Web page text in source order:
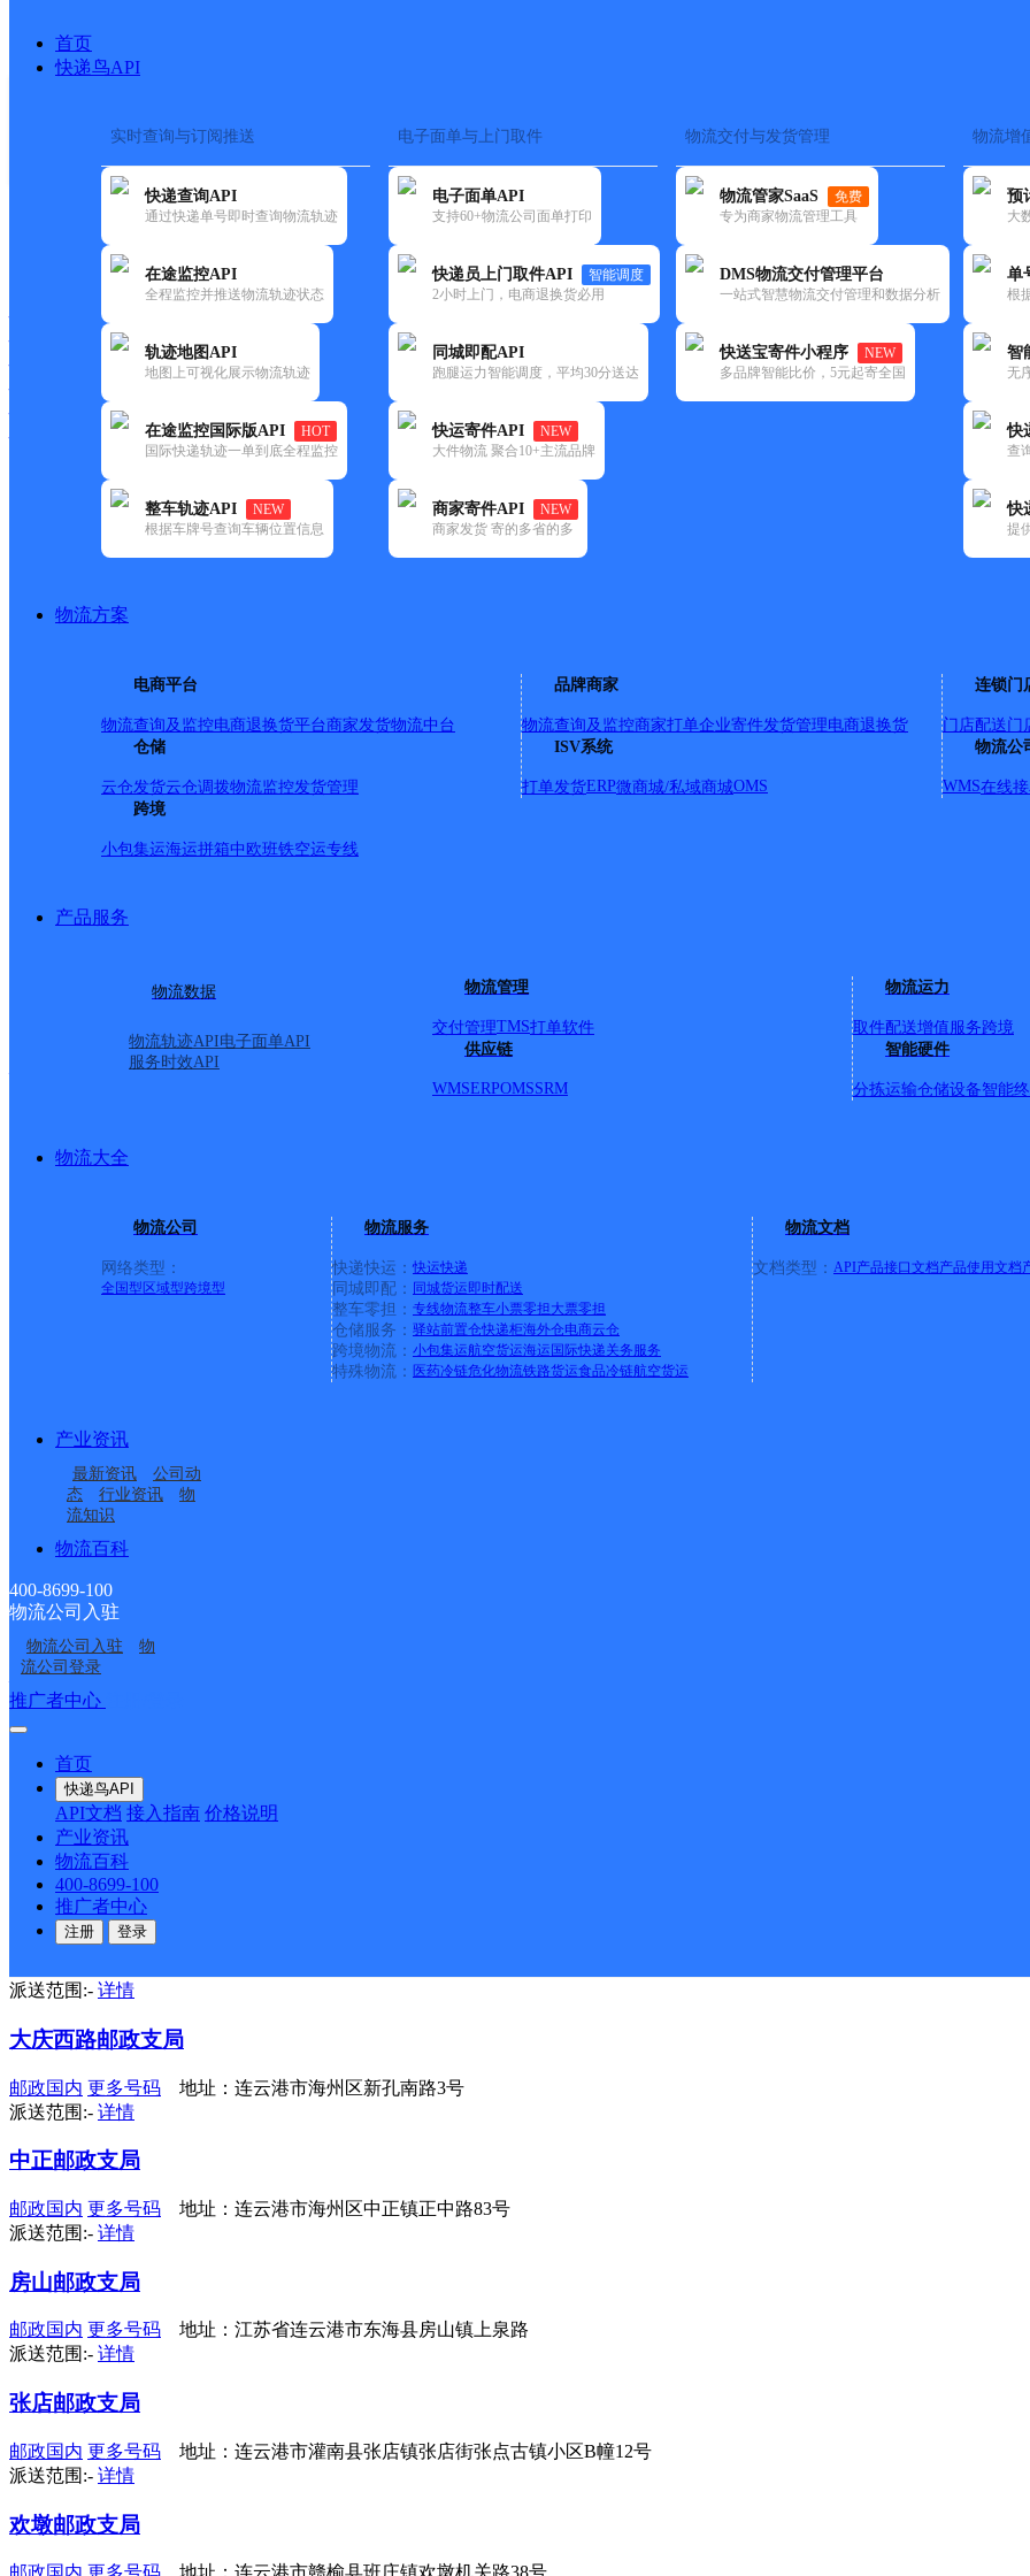
首页
快递鸟API
实时查询与订阅推送
快递查询API
通过快递单号即时查询物流轨迹
在途监控API
全程监控并推送物流轨迹状态
轨迹地图API
地图上可视化展示物流轨迹
在途监控国际版API
HOT
国际快递轨迹一单到底全程监控
整车轨迹API
NEW
根据车牌号查询车辆位置信息
电子面单与上门取件
电子面单API
支持60+物流公司面单打印
快递员上门取件API
智能调度
2小时上门，电商退换货必用
同城即配API
跑腿运力智能调度，平均30分送达
快运寄件API
NEW
大件物流 聚合10+主流品牌
商家寄件API
NEW
商家发货 寄的多省的多
物流交付与发货管理
物流管家SaaS
免费
专为商家物流管理工具
DMS物流交付管理平台
一站式智慧物流交付管理和数据分析
快送宝寄件小程序
NEW
多品牌智能比价，5元起寄全国
物流增
预
大
单
根
智
无
快
查
快
提
物流方案
电商平台
物流查询及监控电商退换货平台商家发货物流中台
品牌商家
物流查询及监控商家打单企业寄件发货管理电商退换货
连锁门
门店配送门
仓储
云仓发货云仓调拨物流监控发货管理
ISV系统
打单发货ERP微商城/私域商城OMS
物流公
WMS在线
跨境
小包集运海运拼箱中欧班铁空运专线
产品服务
物流数据
物流轨迹API电子面单API
服务时效API
物流管理
交付管理TMS打单软件
物流运力
取件配送增值服务跨境
供应链
WMSERPOMSSRM
智能硬件
分拣运输仓储设备智能
物流大全
物流公司
网络类型：
全国型 区域型跨境型
物流服务
快递快运： 快运快递
同城即配： 同城货运即时配送
整车零担： 专线物流整车小票零担大票零担
仓储服务： 驿站前置仓快递柜海外仓电商云仓
跨境物流： 小包集运航空货运海运 国际快递关务服务
特殊物流： 医药冷链危化物流铁路货运食品冷链航空货运
物流文档
文档类型： API产品接口文档产品使用文档
产业资讯
最新资讯
公司动
态
行业资讯
物
流知识
物流百科
400-8699-100
物流公司入驻
物流公司入驻
物
流公司登录
推广者中心
首页
快递鸟API
API文档 接入指南 价格说明
产业资讯
物流百科
400-8699-100
推广者中心
注册 登录
快递大全 > 快递网点
快递大全 快运大全
NEW
城市：连云港市 ✕ 清空已选
(1)
更多号码地址：连云港市灌云县四队镇新大街2号
详情
更多号码地址：连云港市海州区新建中路2-2号
墩尚邮政支局
更多号码地址：连云港市灌南县百禄镇百禄街晏红路39号
详情
地址：连云港市灌云县南岗镇陡沟伊陡路南13号
包庄邮政支局
邮政国内 更多号码地址：连云港市海州区岗埠农场街
派送范围:-详情
朝阳路邮政支局
邮政国内 更多号码
派送范围:- 详情
柘汪邮政支局
邮政国内
同兴邮政支局
邮政国内 更多号码
派送范围:-详情
苍梧路邮政支局
派送范围:- 详情
大庆西路邮政支局
邮政国内 更多号码 地址：连云港市海州区新孔南路3号
派送范围:- 详情
中正邮政支局
邮政国内 更多号码 地址：连云港市海州区中正镇正中路83号
派送范围:- 详情
房山邮政支局
邮政国内 更多号码 地址：江苏省连云港市东海县房山镇上泉路
派送范围:- 详情
张店邮政支局
邮政国内 更多号码 地址：连云港市灌南县张店镇张店街张点古镇小区B幢12号
派送范围:- 详情
欢墩邮政支局